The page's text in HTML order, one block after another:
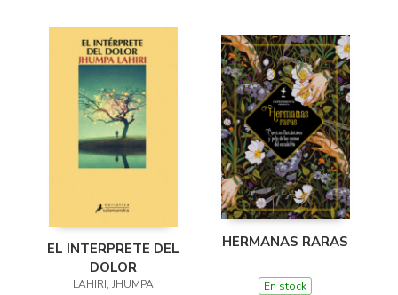
EL INTERPRETE DEL
DOLOR
LAHIRI, JHUMPA
HERMANAS RARAS
En stock